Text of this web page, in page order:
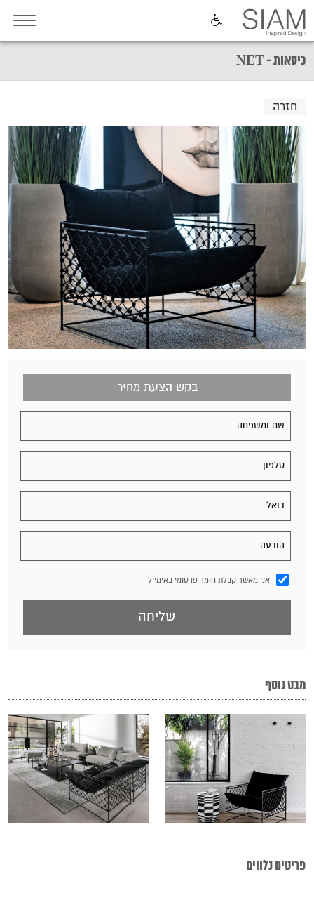
כיסאות - NET
חזרה
בקש הצעת מחיר
אני מאשר קבלת חומר פרסומי באימייל
מבט נוסף
פריטים נלווים